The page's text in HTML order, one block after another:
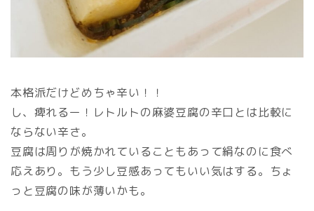
本格派だけどめちゃ辛い！！
し、痺れるー！レトルトの麻婆豆腐の辛口とは比較に
ならない辛さ。
豆腐は周りが焼かれていることもあって絹なのに食べ
応えあり。もう少し豆感あってもいい気はする。ちょ
っと豆腐の味が薄いかも。